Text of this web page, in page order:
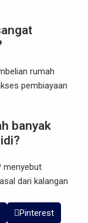
rumah
pembiayaan
banyak
menyebut
dari kalangan
Pinterest